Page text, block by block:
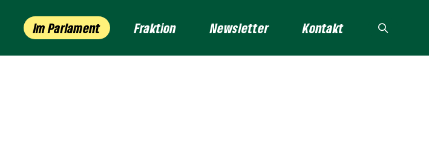
Im Parlament Fraktion Newsletter Kontakt